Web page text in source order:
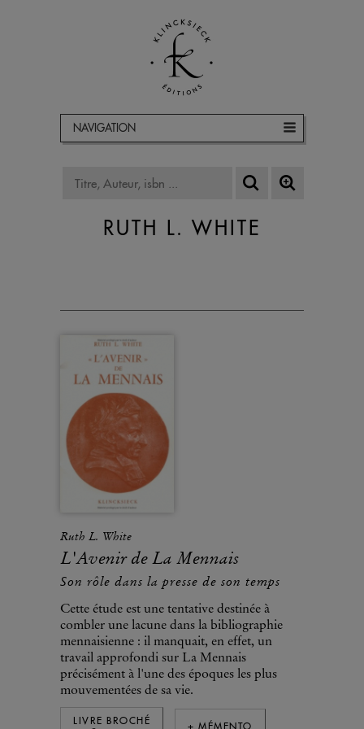
NAVIGATION
RUTH L. WHITE
Ruth L. White
L'Avenir de La Mennais
Son rôle dans la presse de son temps
Cette étude est une tentative destinée à
combler une lacune dans la bibliographie
mennaisienne : il manquait, en effet, un
travail approfondi sur La Mennais
précisément à l'une des époques les plus
mouvementées de sa vie.
LIVRE BROCHÉ
+ MÉMENTO